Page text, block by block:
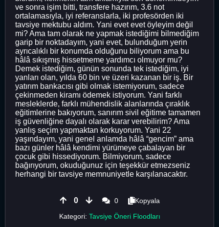
ve sonra işim bitti, transfere hazırım, 3.6 not
ortalamasıyla, iyi referanslarla, iki profesörden iki
tavsiye mektubu aldım. Yani evet evet öyleyim değil
mi? Ama tam olarak ne yapmak istediğimi bilmediğim
garip bir noktadayım, yani evet, bulunduğum yerin
ayrıcalıklı bir konumda olduğunu biliyorum ama bu
hâlâ sıkışmış hissetmeme yardımcı olmuyor mu?
Demek istediğim, günün sonunda tek istediğim, iyi
yanları olan, yılda 60 bin ve üzeri kazanan bir iş. Bir
yatırım bankacısı gibi olmak istemiyorum, sadece
çekinmeden kiramı ödemek istiyorum. Yani farklı
mesleklerde, farklı mühendislik alanlarında çıraklık
eğitimlerine bakıyorum, sanırım sivil eğitime tamamen
iş güvenliğine dayalı olarak karar verebilirim? Ama
yanlış seçim yapmaktan korkuyorum. Yani 22
yaşındayım, yani genel anlamda hâlâ “gencim” ama
bazı günler hâlâ kendimi yürümeye çabalayan bir
çocuk gibi hissediyorum. Bilmiyorum, sadece
bağırıyorum, okuduğunuz için teşekkür etmezseniz
herhangi bir tavsiye memnuniyetle karşılanacaktır.
0 0
Kopyala
Kategori: Tavsiye Öneri Floodları